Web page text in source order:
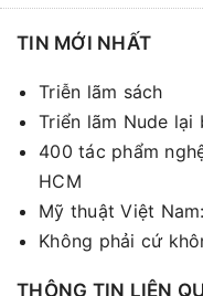
TIN MỚI NHẤT
Triễn lãm sách
Triển lãm Nude lại
400 tác phẩm
HCM
Mỹ thuật Việt
Không phải cứ
THÔNG TIN LIÊN